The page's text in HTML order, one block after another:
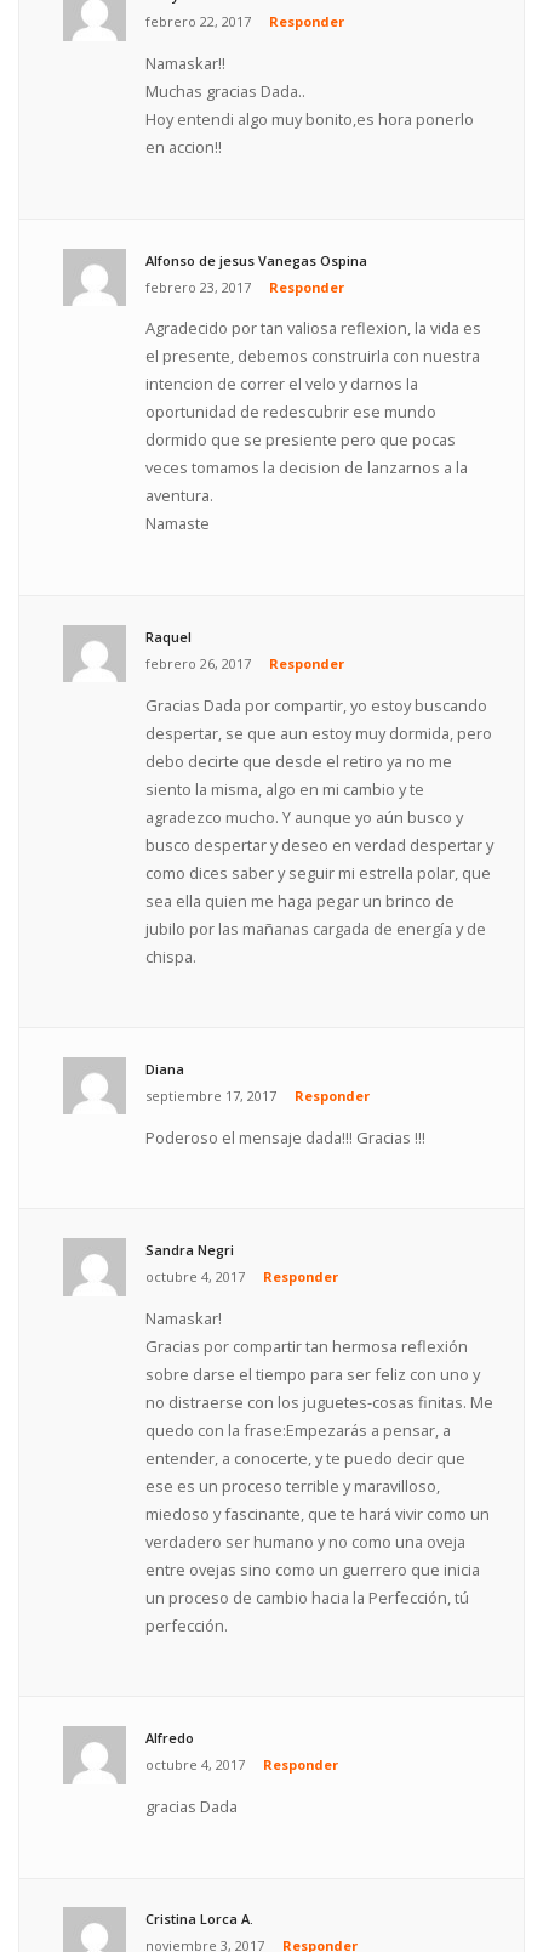
febrero 22, 2017
Responder
Namaskar!!
Muchas gracias Dada..
Hoy entendi algo muy bonito,es hora ponerlo
en accion!!
Alfonso de jesus Vanegas Ospina
febrero 23, 2017
Responder
Agradecido por tan valiosa reflexion, la vida es
el presente, debemos construirla con nuestra
intencion de correr el velo y darnos la
oportunidad de redescubrir ese mundo
dormido que se presiente pero que pocas
veces tomamos la decision de lanzarnos a la
aventura.
Namaste
Raquel
febrero 26, 2017
Responder
Gracias Dada por compartir, yo estoy buscando
despertar, se que aun estoy muy dormida, pero
debo decirte que desde el retiro ya no me
siento la misma, algo en mi cambio y te
agradezco mucho. Y aunque yo aún busco y
busco despertar y deseo en verdad despertar y
como dices saber y seguir mi estrella polar, que
sea ella quien me haga pegar un brinco de
jubilo por las mañanas cargada de energía y de
chispa.
Diana
septiembre 17, 2017
Responder
Poderoso el mensaje dada!!! Gracias !!!
Sandra Negri
octubre 4, 2017
Responder
Namaskar!
Gracias por compartir tan hermosa reflexión
sobre darse el tiempo para ser feliz con uno y
no distraerse con los juguetes-cosas finitas. Me
quedo con la frase:Empezarás a pensar, a
entender, a conocerte, y te puedo decir que
ese es un proceso terrible y maravilloso,
miedoso y fascinante, que te hará vivir como un
verdadero ser humano y no como una oveja
entre ovejas sino como un guerrero que inicia
un proceso de cambio hacia la Perfección, tú
perfección.
Alfredo
octubre 4, 2017
Responder
gracias Dada
Cristina Lorca A.
noviembre 3, 2017
Responder